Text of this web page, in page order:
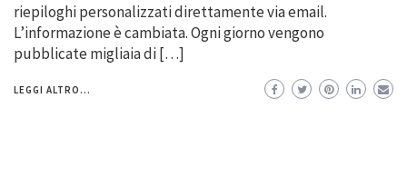
riepiloghi personalizzati direttamente via email.
L’informazione è cambiata. Ogni giorno vengono
pubblicate migliaia di […]
LEGGI ALTRO...